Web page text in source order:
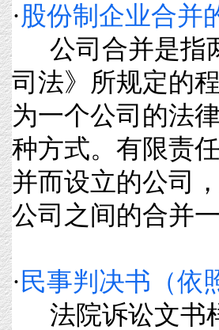
·股份制企业合并
公司合并是指
司法》所规定的
为一个公司的法
种方式。有限责
并而设立的公司
公司之间的合并
· 民事判决书（依
法院诉讼文